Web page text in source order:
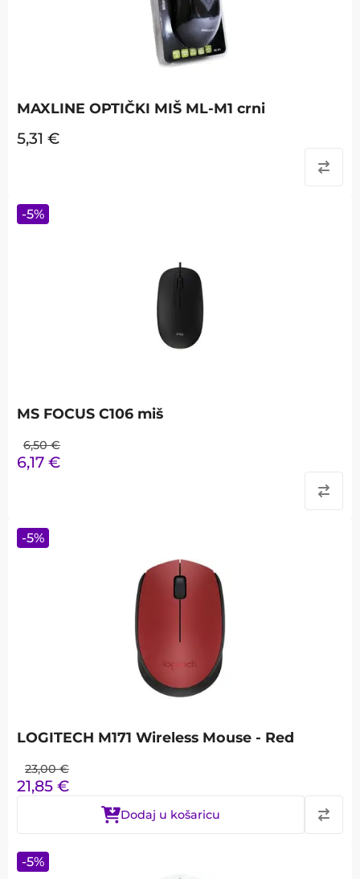
MAXLINE OPTIČKI MIŠ ML-M1 crni
5,31 €
MS FOCUS C106 miš
6,50 €
6,17 €
-5%
LOGITECH M171 Wireless Mouse - Red
23,00 €
21,85 €
Dodaj u košaricu
-5%
-5%